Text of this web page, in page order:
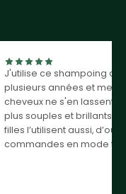
J'utilise ce shampoing
plusieurs années et mes
cheveux ne s'en lassent
plus souples et brillants.
filles l’utilisent aussi, d’où
commandes en mode